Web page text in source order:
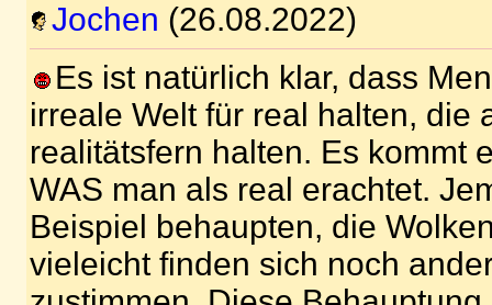
Jochen (26.08.2022)
Es ist natürlich klar, dass
irreale Welt für real halten, die
realitätsfern halten. Es kommt
WAS man als real erachtet.
Beispiel behaupten, die
vieleicht finden sich noch